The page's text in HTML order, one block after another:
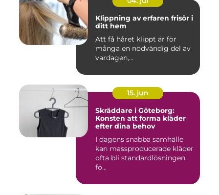
Klippning av erfaren frisör i
ditt hem
Att få håret klippt är för
många en nödvändig del av
vardagen,...
15. jun
Skräddare i Göteborg:
Konsten att forma kläder
efter dina behov
I dagens snabba samhälle
kan massproducerade kläder
ofta bli standardlösningen
fö...